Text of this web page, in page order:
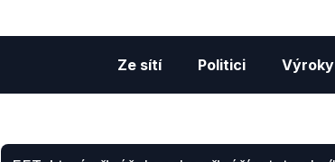
Ze sítí Politici Výroky